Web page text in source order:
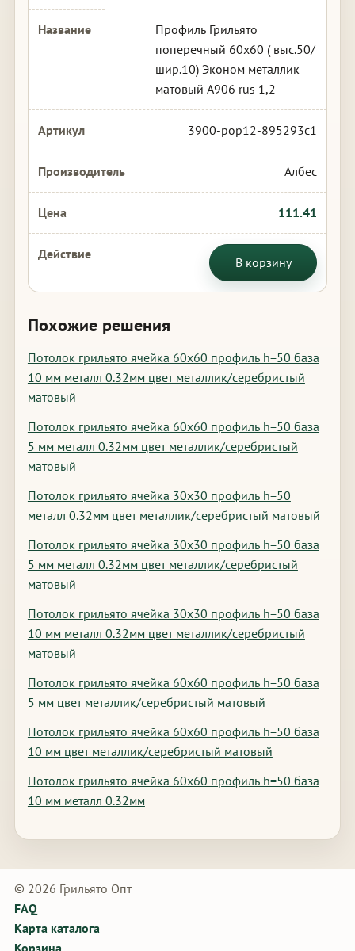
Профиль Грильято
поперечный 60х60 ( выс.50/
шир.10) Эконом металлик
матовый А906 rus 1,2
3900-pop12-895293c1
Албес
111.41
В корзину
Похожие решения
Потолок грильято ячейка 60х60 профиль h=50 база
10 мм металл 0.32мм цвет металлик/серебристый
матовый
Потолок грильято ячейка 60х60 профиль h=50 база
5 мм металл 0.32мм цвет металлик/серебристый
матовый
Потолок грильято ячейка 30х30 профиль h=50
металл 0.32мм цвет металлик/серебристый матовый
Потолок грильято ячейка 30х30 профиль h=50 база
5 мм металл 0.32мм цвет металлик/серебристый
матовый
Потолок грильято ячейка 30х30 профиль h=50 база
10 мм металл 0.32мм цвет металлик/серебристый
матовый
Потолок грильято ячейка 60х60 профиль h=50 база
5 мм цвет металлик/серебристый матовый
Потолок грильято ячейка 60х60 профиль h=50 база
10 мм цвет металлик/серебристый матовый
Потолок грильято ячейка 60х60 профиль h=50 база
10 мм металл 0.32мм
© 2026 Грильято Опт
FAQ
Карта каталога
Корзина